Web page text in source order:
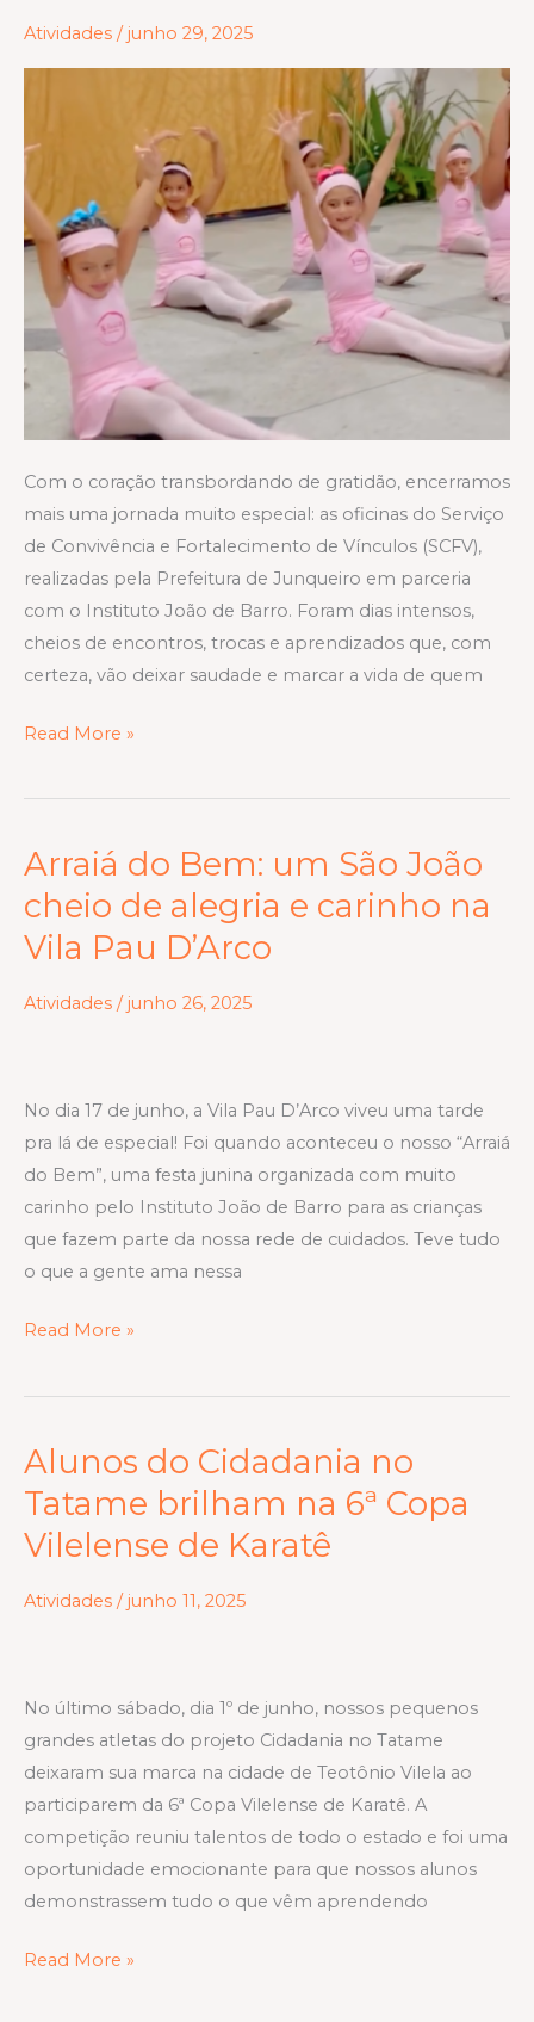
Atividades / junho 29, 2025
Com o coração transbordando de gratidão, encerramos
mais uma jornada muito especial: as oficinas do Serviço
de Convivência e Fortalecimento de Vínculos (SCFV),
realizadas pela Prefeitura de Junqueiro em parceria
com o Instituto João de Barro. Foram dias intensos,
cheios de encontros, trocas e aprendizados que, com
certeza, vão deixar saudade e marcar a vida de quem
Serviço
de
de
Vínculos
(SCFV)
Read More »
Arraiá do Bem: um São João
cheio de alegria e carinho na
Vila Pau D’Arco
Atividades / junho 26, 2025
No dia 17 de junho, a Vila Pau D’Arco viveu uma tarde
pra lá de especial! Foi quando aconteceu o nosso “Arraiá
do Bem”, uma festa junina organizada com muito
carinho pelo Instituto João de Barro para as crianças
que fazem parte da nossa rede de cuidados. Teve tudo
o que a gente ama nessa
Arraiá
do
Bem:
um
alegria
e
carinho
na
Vila
Pau
Read More »
Alunos do Cidadania no
Tatame brilham na 6ª Copa
Vilelense de Karatê
Atividades / junho 11, 2025
No último sábado, dia 1º de junho, nossos pequenos
grandes atletas do projeto Cidadania no Tatame
deixaram sua marca na cidade de Teotônio Vilela ao
participarem da 6ª Copa Vilelense de Karatê. A
competição reuniu talentos de todo o estado e foi uma
oportunidade emocionante para que nossos alunos
demonstrassem tudo o que vêm aprendendo
Alunos
do
Cidadania
no
Copa
Vilelense
de
Karatê
Read More »